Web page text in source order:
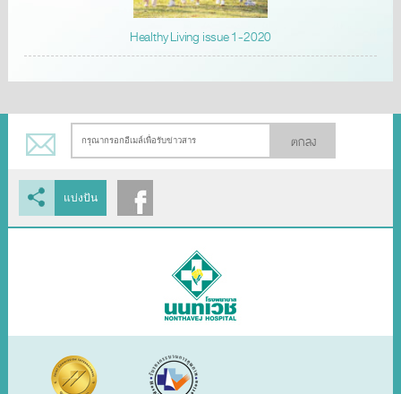
Healthy Living issue 1-2020
ตกลง
แบ่งปัน